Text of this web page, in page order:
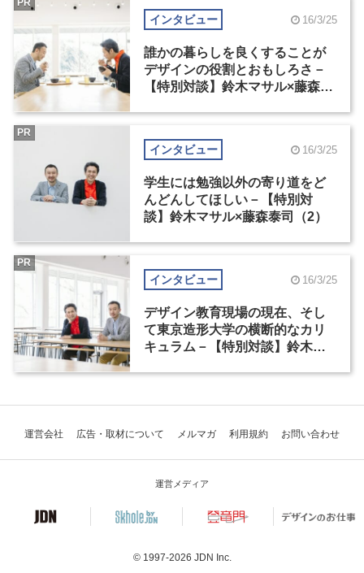
インタビュー 16/3/25
誰かの暮らしを良くすることが
デザインの役割とおもしろさ－
【特別対談】鈴木マサル×藤森泰
PR
インタビュー 16/3/25
学生には勉強以外の寄り道をど
んどんしてほしい－【特別対
談】鈴木マサル×藤森泰司（2）
PR
インタビュー 16/3/25
デザイン教育現場の現在、そし
て東京造形大学の横断的なカリ
キュラム－【特別対談】鈴木マ
PR
運営会社 広告・取材について メルマガ 利用規約 お問い合わせ
運営メディア
© 1997-2026 JDN Inc.